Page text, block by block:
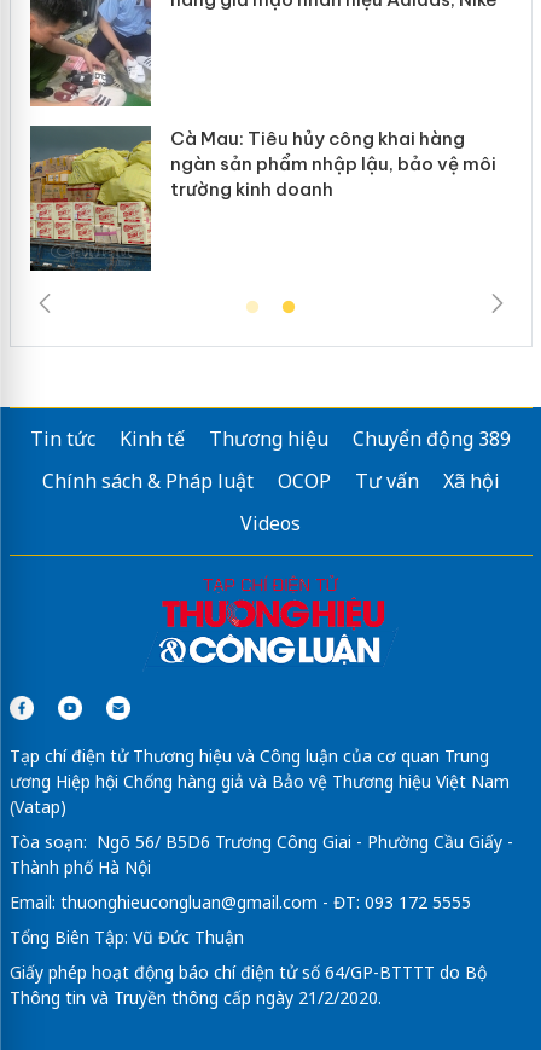
Cà Mau: Tiêu hủy công khai hàng
ngàn sản phẩm nhập lậu, bảo vệ môi
trường kinh doanh
Tin tức Kinh tế Thương hiệu
Chuyển động 389
Chính sách & Pháp luật
OCOP Tư vấn
Xã hội
Videos
Tạp chí điện tử Thương hiệu và Công luận của cơ quan Trung
ương Hiệp hội Chống hàng giả và Bảo vệ Thương hiệu Việt Nam
(Vatap)
Tòa soạn: Ngõ 56/ B5D6 Trương Công Giai - Phường Cầu Giấy -
Thành phố Hà Nội
Email: thuonghieucongluan@gmail.com - ĐT: 093 172 5555
Tổng Biên Tập: Vũ Đức Thuận
Giấy phép hoạt động báo chí điện tử số 64/GP-BTTTT do Bộ
Thông tin và Truyền thông cấp ngày 21/2/2020.